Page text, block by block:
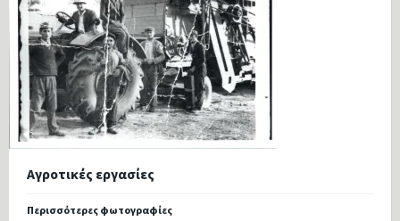
Αγροτικές εργασίες
Περισσότερες φωτογραφίες